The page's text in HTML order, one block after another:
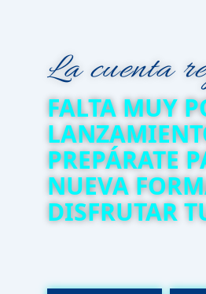
La cuenta
FALTA MUY
PREPÁRATE
NUEVA
DISFRUTAR